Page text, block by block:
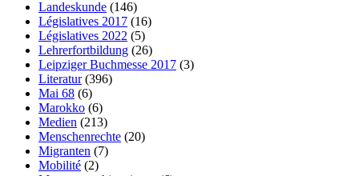
Landeskunde (146)
Législatives 2017 (16)
Législatives 2022 (5)
Lehrerfortbildung (26)
Leipziger Buchmesse 2017 (3)
Literatur(396)
Mai 68 (6)
Marokko (6)
Medien (213)
Menschenrechte (20)
Migranten (7)
Mobilité (2)